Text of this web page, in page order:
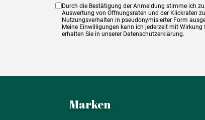
Durch die Bestätigung der Anmeldung stimme ich
Auswertung von Öffnungsraten und der Klickraten
Nutzungsverhalten in pseudonymisierter Form
Meine Einwilligungen kann ich jederzeit mit
erhalten Sie in unserer Datenschutzerklärung.
Marken